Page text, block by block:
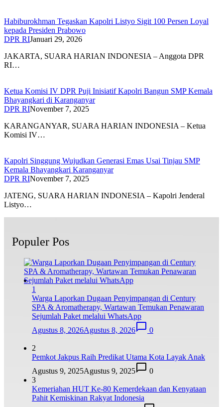
Habiburokhman Tegaskan Kapolri Listyo Sigit 100 Persen Loyal
kepada Presiden Prabowo
DPR RIJanuari 29, 2026
JAKARTA, SUARA HARIAN INDONESIA – Anggota DPR
RI…
Ketua Komisi IV DPR Puji Inisiatif Kapolri Bangun SMP Kemala
Bhayangkari di Karanganyar
DPR RINovember 7, 2025
KARANGANYAR, SUARA HARIAN INDONESIA – Ketua
Komisi IV…
Kapolri Singgung Wujudkan Generasi Emas Usai Tinjau SMP
Kemala Bhayangkari Karanganyar
DPR RINovember 7, 2025
JATENG, SUARA HARIAN INDONESIA – Kapolri Jenderal
Listyo…
Populer Pos
1
Warga Laporkan Dugaan Penyimpangan di Century
SPA & Aromatherapy, Wartawan Temukan Penawaran
Sejumlah Paket melalui WhatsApp
Agustus 8, 2026Agustus 8, 2026 0
2
Pemkot Jakpus Raih Predikat Utama Kota Layak Anak
Agustus 9, 2025Agustus 9, 2025
0
3
Kemeriahan HUT Ke-80 Kemerdekaan dan Kenyataan
Pahit Kemiskinan Rakyat Indonesia